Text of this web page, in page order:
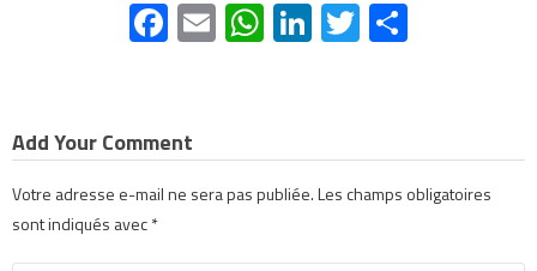
Facebook
EmailWhatsApp
LinkedIn
Twitter
Add Your Comment
Votre adresse e-mail ne sera pas publiée.Les champs obligatoires
sont indiqués avec*